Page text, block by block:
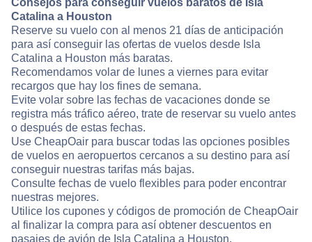
Consejos para conseguir vuelos baratos de Isla
Catalina a Houston
Reserve su vuelo con al menos 21 días de anticipación
para así conseguir las ofertas de vuelos desde Isla
Catalina a Houston más baratas.
Recomendamos volar de lunes a viernes para evitar
recargos que hay los fines de semana.
Evite volar sobre las fechas de vacaciones donde se
registra más tráfico aéreo, trate de reservar su vuelo antes
o después de estas fechas.
Use CheapOair para buscar todas las opciones posibles
de vuelos en aeropuertos cercanos a su destino para así
conseguir nuestras tarifas más bajas.
Consulte fechas de vuelo flexibles para poder encontrar
nuestras mejores.
Utilice los cupones y códigos de promoción de CheapOair
al finalizar la compra para así obtener descuentos en
pasajes de avión de Isla Catalina a Houston.